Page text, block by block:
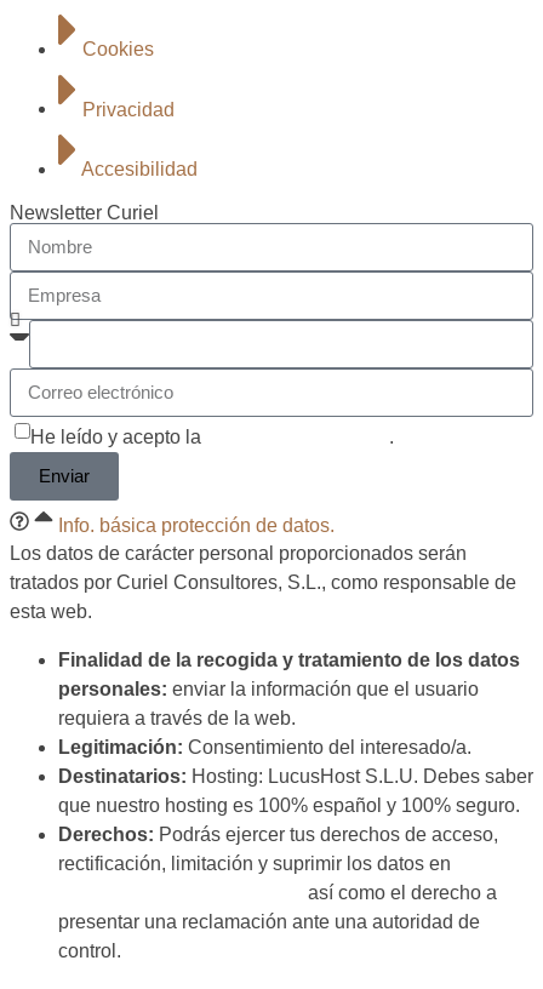
Cookies
Privacidad
Accesibilidad
Newsletter Curiel
He leído y acepto la
.
Enviar
Info. básica protección de datos.
Los datos de carácter personal proporcionados serán
tratados por Curiel Consultores, S.L., como responsable de
esta web.
Finalidad de la recogida y tratamiento de los datos
personales: enviar la información que el usuario
requiera a través de la web.
Legitimación: Consentimiento del interesado/a.
Destinatarios: Hosting: LucusHost S.L.U. Debes saber
que nuestro hosting es 100% español y 100% seguro.
Derechos: Podrás ejercer tus derechos de acceso,
rectificación, limitación y suprimir los datos en
así como el derecho a
presentar una reclamación ante una autoridad de
control.